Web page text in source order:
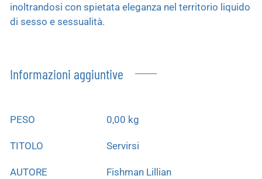
inoltrandosi con spietata eleganza nel territorio liquido
di sesso e sessualità.
Informazioni aggiuntive
PESO 0,00 kg
TITOLO Servirsi
AUTORE Fishman Lillian